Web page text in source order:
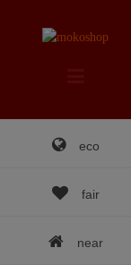
eco
fair
near